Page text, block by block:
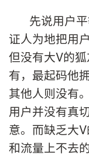
先说用户
证人为地把用
但没有大V的
有，最起码他
其他人则没有
用户并没有真
意。而缺乏大
和流量上不去